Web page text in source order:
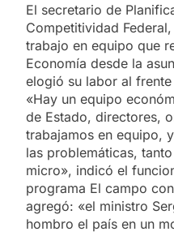
El secretario de
Competitividad
trabajo en equipo que
Economía desde la
elogió su labor al
«Hay un equipo
de Estado, directores,
trabajamos en equipo,
las problemáticas,
micro», indicó el
programa El campo
agregó: «el ministro
hombro el país en un